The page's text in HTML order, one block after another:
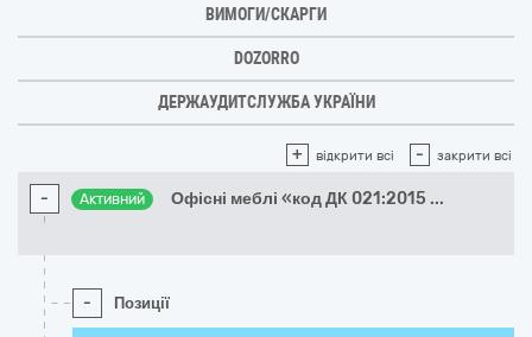
ВИМОГИ/СКАРГИ
DOZORRO
ДЕРЖАУДИТСЛУЖБА УКРАЇНИ
+ відкрити всі - закрити всі
- Активний Офісні меблі «код ДК 021:2015 ...
- Позиції